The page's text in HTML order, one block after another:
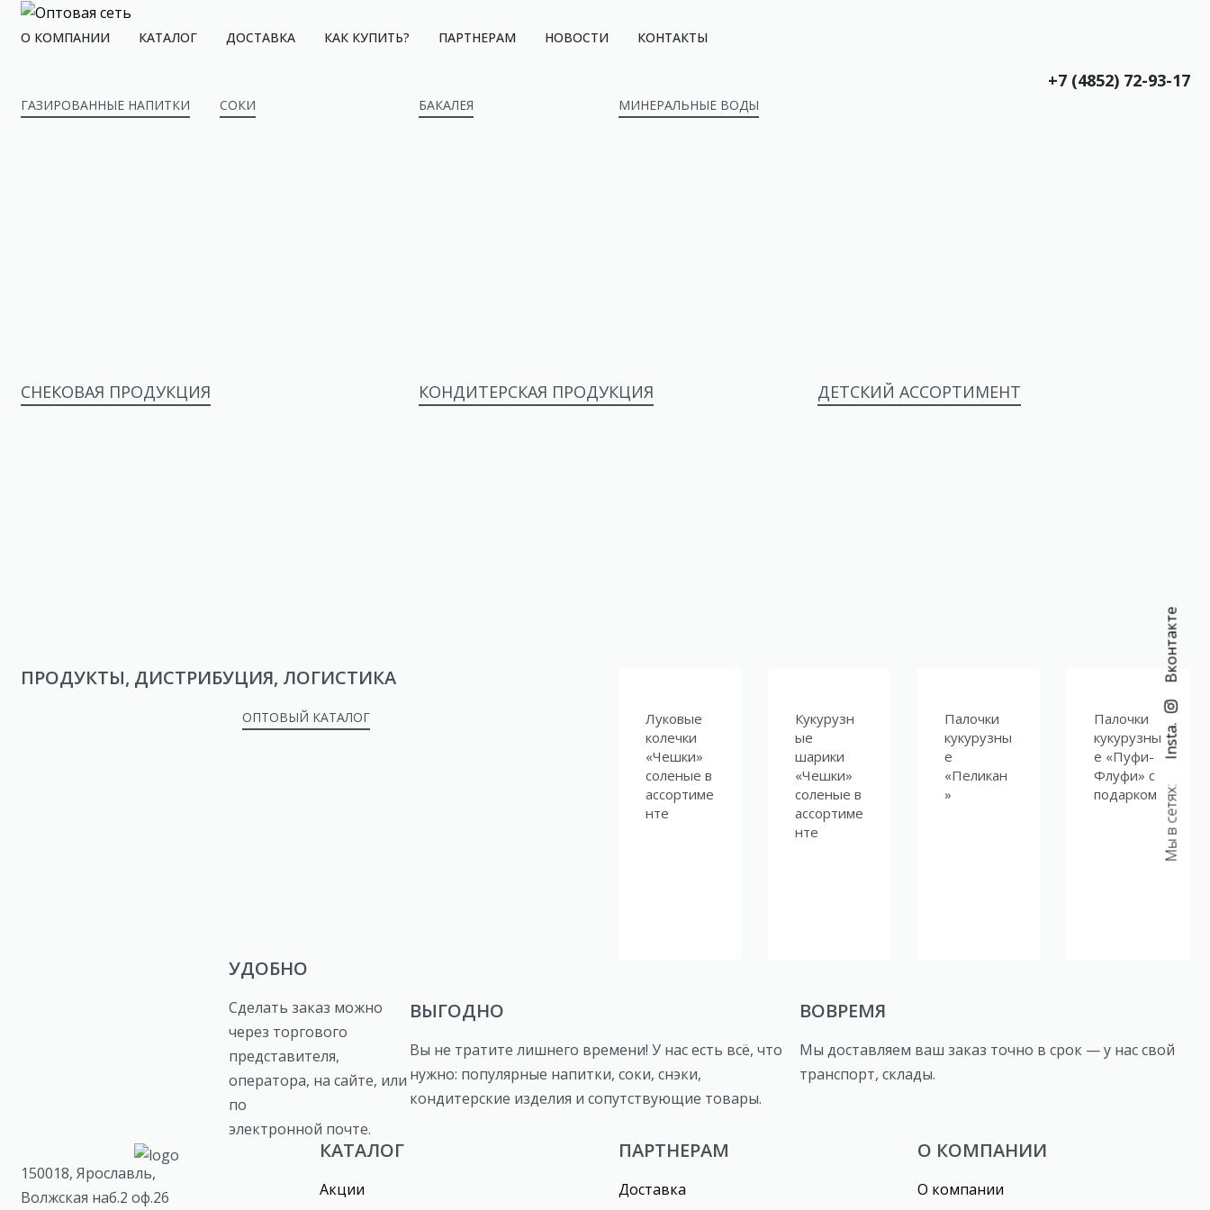
О КОМПАНИИ КАТАЛОГ ДОСТАВКА КАК КУПИТЬ? ПАРТНЕРАМ НОВОСТИ КОНТАКТЫ
+7 (4852) 72-93-17
ГАЗИРОВАННЫЕ НАПИТКИ СОКИ БАКАЛЕЯ МИНЕРАЛЬНЫЕ ВОДЫ
СНЕКОВАЯ ПРОДУКЦИЯ КОНДИТЕРСКАЯ ПРОДУКЦИЯ ДЕТСКИЙ АССОРТИМЕНТ
ПРОДУКТЫ, ДИСТРИБУЦИЯ, ЛОГИСТИКА
ОПТОВЫЙ КАТАЛОГ
Луковые
колечки
«Чешки»
соленые в
ассортиме
нте
Кукурузн
ые
шарики
«Чешки»
соленые в
ассортиме
нте
Палочки
кукурузны
е
«Пеликан
»
Палочки
кукурузны
е «Пуфи-
Флуфи» с
подарком
УДОБНО
Сделать заказ можно
через торгового
представителя,
оператора, на сайте, или
по
электронной почте.
ВЫГОДНО
Вы не тратите лишнего времени! У нас есть всё, что
нужно: популярные напитки, соки, снэки,
кондитерские изделия и сопутствующие товары.
ВОВРЕМЯ
Мы доставляем ваш заказ точно в срок — у нас свой
транспорт, склады.
150018, Ярославль,
Волжская наб.2 оф.26
КАТАЛОГ
Акции
ПАРТНЕРАМ
Доставка
О КОМПАНИИ
О компании
Мы в сетях:
Insta.
Вконтакте